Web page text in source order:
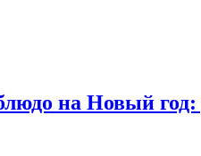
на Новый